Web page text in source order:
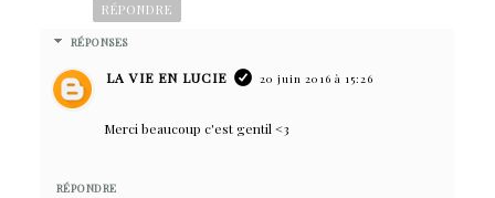
RÉPONDRE
RÉPONSES
LA VIE EN LUCIE 20 juin 2016 à 15:26
Merci beaucoup c'est gentil <3
RÉPONDRE